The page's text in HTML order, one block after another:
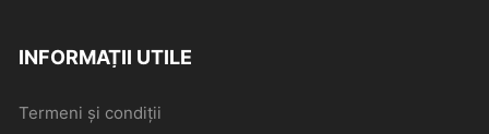
INFORMAȚII UTILE
Termeni și condiții